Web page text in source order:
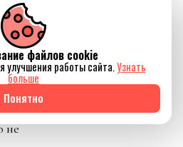
доме
идет
спросили
не
файлов cookie
улучшения работы сайта.Узнать
больше
Понятно